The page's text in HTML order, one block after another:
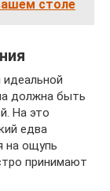
столе
идеальной
должна быть
На это
едва
на ощупь
принимают